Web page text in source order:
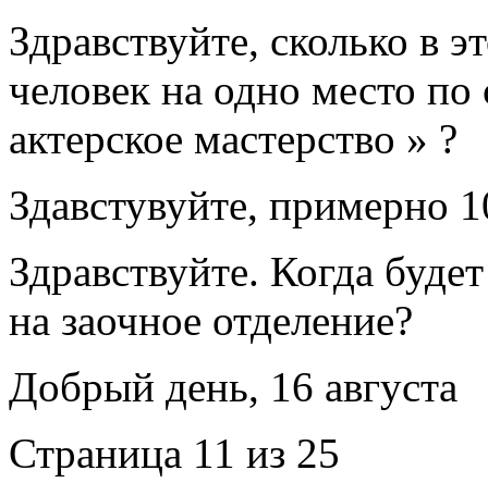
Здравствуйте, сколько в
человек на одно место по
актерское мастерство » ?
Здавстувуйте, примерно
Здравствуйте. Когда
на заочное отделение?
Добрый день, 16 августа
Страница 11 из 25